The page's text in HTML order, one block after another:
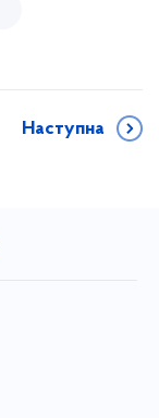
Наступна